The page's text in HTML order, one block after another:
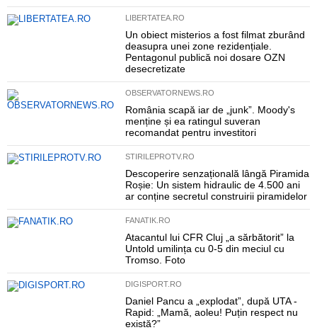
LIBERTATEA.RO
Un obiect misterios a fost filmat zburând
deasupra unei zone rezidențiale.
Pentagonul publică noi dosare OZN
desecretizate
OBSERVATORNEWS.RO
România scapă iar de „junk”. Moody's
menține și ea ratingul suveran
recomandat pentru investitori
STIRILEPROTV.RO
Descoperire senzațională lângă Piramida
Roșie: Un sistem hidraulic de 4.500 ani
ar conține secretul construirii piramidelor
FANATIK.RO
Atacantul lui CFR Cluj „a sărbătorit” la
Untold umilința cu 0-5 din meciul cu
Tromso. Foto
DIGISPORT.RO
Daniel Pancu a „explodat”, după UTA -
Rapid: „Mamă, aoleu! Puțin respect nu
există?”